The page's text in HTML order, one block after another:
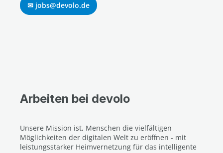
✉ jobs@devolo.de
Arbeiten bei devolo
Unsere Mission ist, Menschen die vielfältigen
Möglichkeiten der digitalen Welt zu eröffnen - mit
leistungsstarker Heimvernetzung für das intelligente